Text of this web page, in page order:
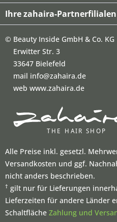
Ihre zahaira-
© Beauty Inside GmbH & Co. KG
Erwitter Str. 3
33647 Bielefeld
mail info@zahaira.de
web www.zahaira.de
Alle Preise inkl. gesetzl.
Versandkosten und ggf.
nicht anders beschrieben.
† gilt nur für Lieferungen
Lieferzeiten für andere Länder
Schaltfläche Zahlung und